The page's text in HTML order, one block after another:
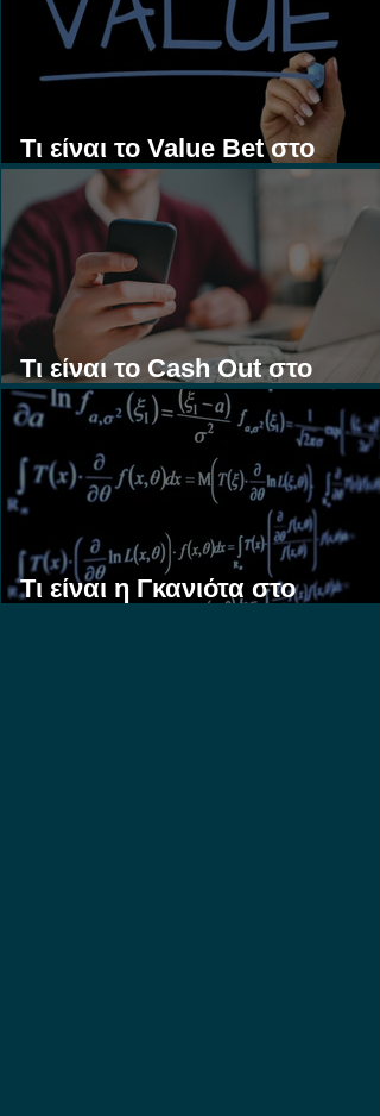
Τι είναι το Value Bet στο
Στοίχημα;
Τι είναι το Cash Out στο
Στοίχημα;
Τι είναι η Γκανιότα στο